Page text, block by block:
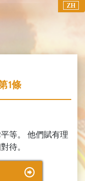
ZH
1條
等。 他們賦有理
待。